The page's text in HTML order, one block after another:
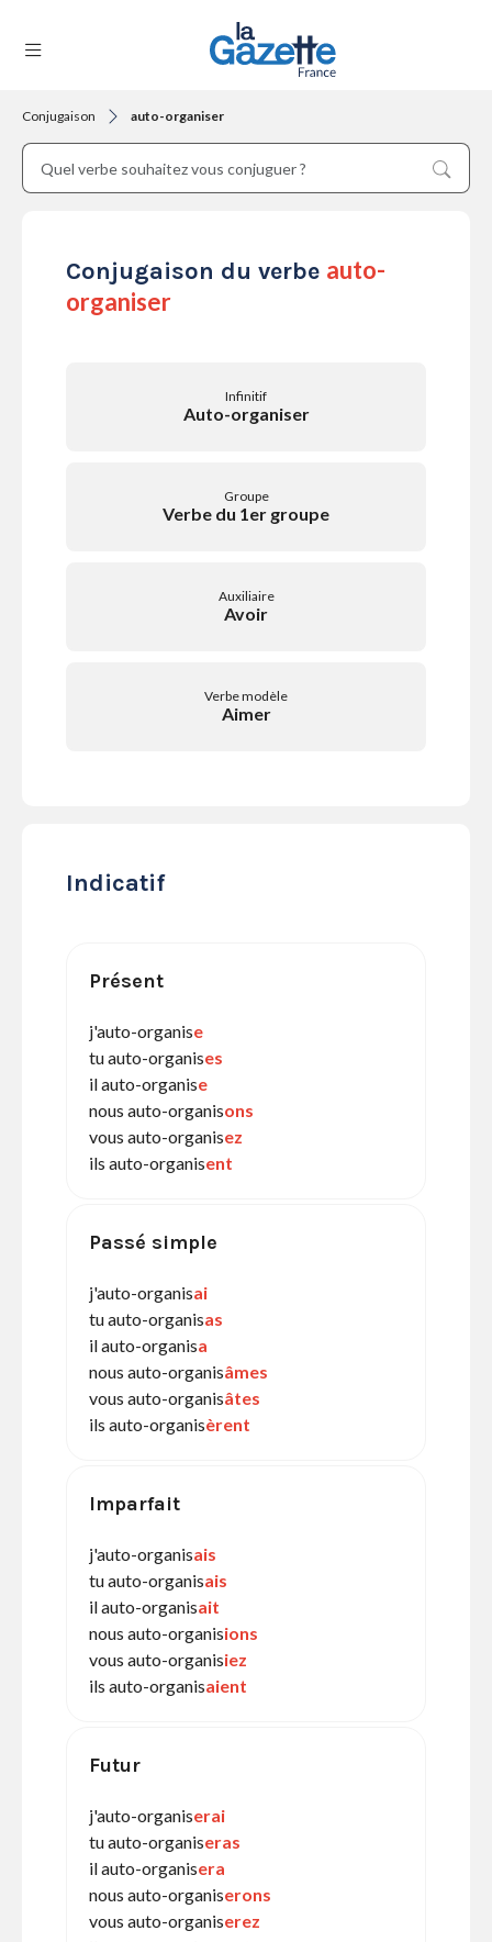
THÉMATIQUES
Conjugaison auto-organiser
Conjugaison du verbe auto-
organiser
Infinitif
Auto-organiser
Groupe
Verbe du 1er groupe
Auxiliaire
Avoir
Verbe modèle
Aimer
Indicatif
Présent
j'auto-organise
tu auto-organises
il auto-organise
nous auto-organisons
vous auto-organisez
ils auto-organisent
Passé simple
j'auto-organisai
tu auto-organisas
il auto-organisa
nous auto-organisâmes
vous auto-organisâtes
ils auto-organisèrent
Imparfait
j'auto-organisais
tu auto-organisais
il auto-organisait
nous auto-organisions
vous auto-organisiez
ils auto-organisaient
Futur
j'auto-organiserai
tu auto-organiseras
il auto-organisera
nous auto-organiserons
vous auto-organiserez